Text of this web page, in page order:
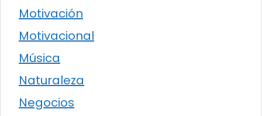
Motivación
Motivacional
Música
Naturaleza
Negocios